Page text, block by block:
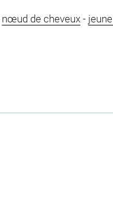
nœud de cheveux-